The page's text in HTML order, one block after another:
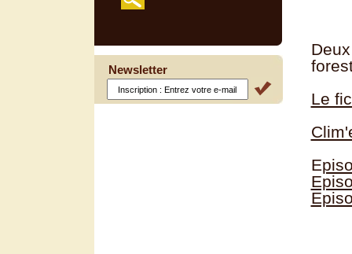
Le
E
Newsletter